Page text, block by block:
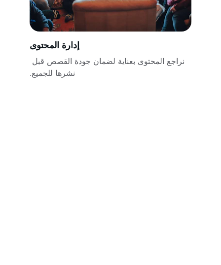
نراجع المحتوى بعناية لضمان جودة القصص قبل
نشرها للجميع.
إدارة المحتوى